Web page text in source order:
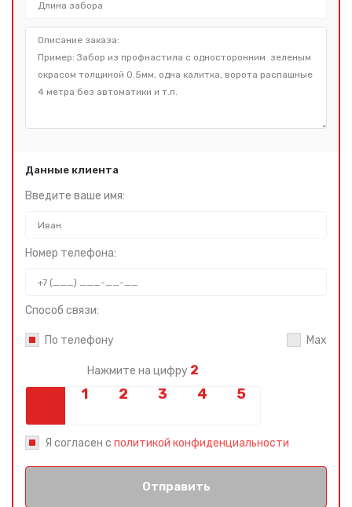
Данные клиента
Введите ваше имя:
Номер телефона:
Способ связи:
По телефону Max
Нажмите на цифру 2
Я согласен с политикой конфиденциальности
Отправить